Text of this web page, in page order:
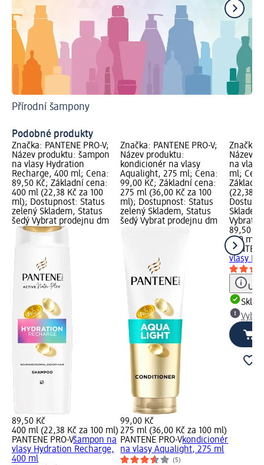
Přírodní šampony
Podobné produkty
Značka: PANTENE PRO-V;
Název produktu: šampon
na vlasy Hydration
Recharge, 400 ml; Cena:
89,50 Kč; Základní cena:
400 ml (22,38 Kč za 100
ml); Dostupnost: Status
zelený Skladem, Status
šedý Vybrat prodejnu dm
89,50 Kč
400 ml (22,38 Kč za 100 ml)
PANTENE PRO-Všampon na
vlasy Hydration Recharge,
400 ml
Značka: PANTENE PRO-V;
Název produktu:
kondicionér na vlasy
Aqualight, 275 ml; Cena:
99,00 Kč; Základní cena:
275 ml (36,00 Kč za 100
ml); Dostupnost: Status
zelený Skladem, Status
šedý Vybrat prodejnu dm
99,00 Kč
275 ml (36,00 Kč za 100 ml)
PANTENE PRO-Vkondicionér
na vlasy Aqualight, 275 ml
(5)
Značka:
Název
na vlasy
ml;
(22,38
Vybrat
89,50 Kč
400 ml
vlasy